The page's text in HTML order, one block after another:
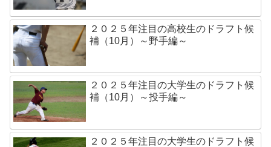
２０２５年注目の高校生のドラフト候
補（10月）～野手編～
２０２５年注目の大学生のドラフト候
補（10月）～投手編～
２０２５年注目の大学生のドラフト候